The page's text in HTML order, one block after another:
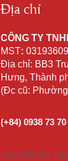
Địa chỉ
CÔNG TY
MST:
Địa chỉ: BB3
Hưng, Thành
(Đc cũ:
(+84) 0938 73 70